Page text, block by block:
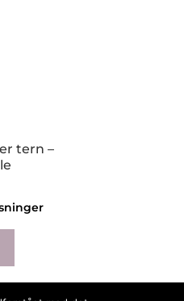
tern –